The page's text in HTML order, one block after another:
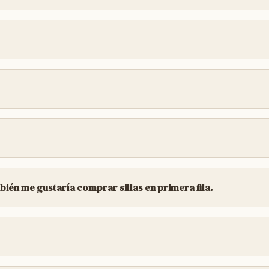
19:00 A 22:00 HS SABADOS 10:00 A 13:00 HS
y 4 filas en el palco. con servicio gastronómico
disponibles a partir de cada martes , fuera del
el palco es solo la ubicación , la misma cuenta con
ya cerraron. solo podrías ubicarlas en boleterías el
me gustaría comprar sillas en primera fila.
disponibles en la web. las ubicaciones están